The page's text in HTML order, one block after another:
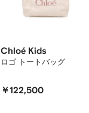
Chloé Kids
ロゴ トートバッグ
￥122,500